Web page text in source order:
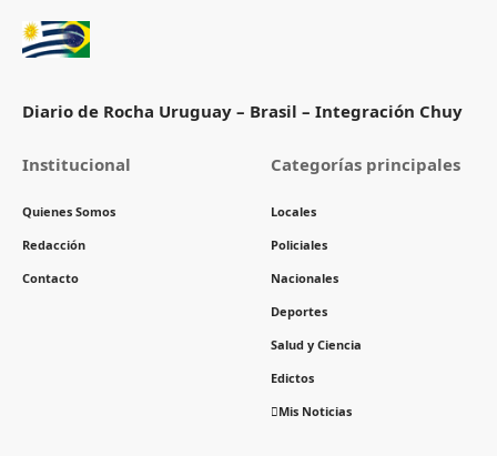
Diario de Rocha Uruguay – Brasil – Integración Chuy
Institucional
Quienes Somos
Redacción
Contacto
Categorías principales
Locales
Policiales
Nacionales
Deportes
Salud y Ciencia
Edictos
Mis Noticias